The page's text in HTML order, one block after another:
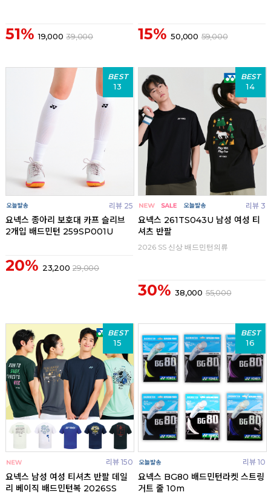
51% 19,000 39,000 15% 50,000 59,000
BEST
13
리뷰 25
요넥스 종아리 보호대 카프 슬리브
2개입 배드민턴 259SP001U
20% 23,200 29,000
BEST
14
리뷰 3
요넥스 261TS043U 남성 여성 티
셔츠 반팔
2026 SS 신상 배드민턴의류
30% 38,000 55,000
BEST
15
리뷰 150
요넥스 남성 여성 티셔츠 반팔 데일
리 베이직 배드민턴복 2026SS
BEST
16
리뷰 10
요넥스 BG80 배드민턴라켓 스트링
거트 줄 10m